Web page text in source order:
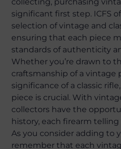
significant first step. ICFS
selection of vintage and
ensuring that each piece
standards of authenticity
Whether you’re drawn to
craftsmanship of a vintage
significance of a classic
piece is crucial. With
collectors have the
history, each firearm
As you consider adding to
remember that each